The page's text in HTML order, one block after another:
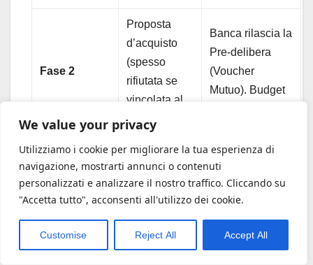
We value your privacy
Utilizziamo i cookie per migliorare la tua esperienza di
navigazione, mostrarti annunci o contenuti
personalizzati e analizzare il nostro traffico. Cliccando su
"Accetta tutto", acconsenti all'utilizzo dei cookie.
Customise Reject All Accept All
Fase 2
Proposta
d’acquisto
(spesso
rifiutata se
vincolata al
mutuo).
Banca rilascia la
Pre-delibera
(Voucher
Mutuo). Budget
Fase 3
Ricerca della
banca e
avvio pratica
mutuo. Ansia
per l’esito.
Ricerca mirata
dell’immobile in
base al budget